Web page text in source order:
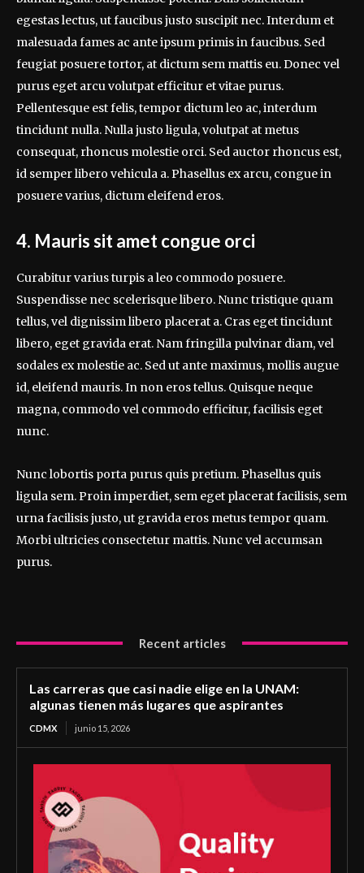
egestas lectus, ut faucibus justo suscipit nec. Interdum et
malesuada fames ac ante ipsum primis in faucibus. Sed
feugiat posuere tortor, at dictum sem mattis eu. Donec vel
purus eget arcu volutpat efficitur et vitae purus.
Pellentesque est felis, tempor dictum leo ac, interdum
tincidunt nulla. Nulla justo ligula, volutpat at metus
consequat, rhoncus molestie orci. Sed auctor rhoncus est,
id semper libero vehicula a. Phasellus ex arcu, congue in
posuere varius, dictum eleifend eros.
4. Mauris sit amet congue orci
Curabitur varius turpis a leo commodo posuere.
Suspendisse nec scelerisque libero. Nunc tristique quam
tellus, vel dignissim libero placerat a. Cras eget tincidunt
libero, eget gravida erat. Nam fringilla pulvinar diam, vel
sodales ex molestie ac. Sed ut ante maximus, mollis augue
id, eleifend mauris. In non eros tellus. Quisque neque
magna, commodo vel commodo efficitur, facilisis eget
nunc.
Nunc lobortis porta purus quis pretium. Phasellus quis
ligula sem. Proin imperdiet, sem eget placerat facilisis, sem
urna facilisis justo, ut gravida eros metus tempor quam.
Morbi ultricies consectetur mattis. Nunc vel accumsan
purus.
Recent articles
Las carreras que casi nadie elige en la UNAM:
algunas tienen más lugares que aspirantes
CDMX junio 15, 2026